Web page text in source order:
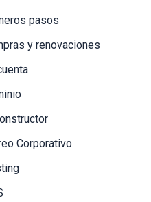
pasos
y renovaciones
Corporativo